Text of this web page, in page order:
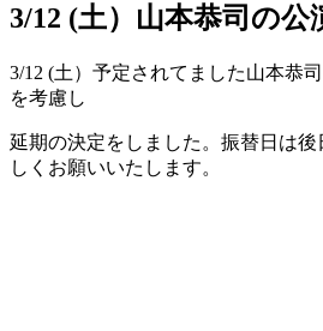
3/12 (土）山本恭司の公
3/12 (土）予定されてました山本恭
を考慮し
延期の決定をしました。振替日は
しくお願いいたします。